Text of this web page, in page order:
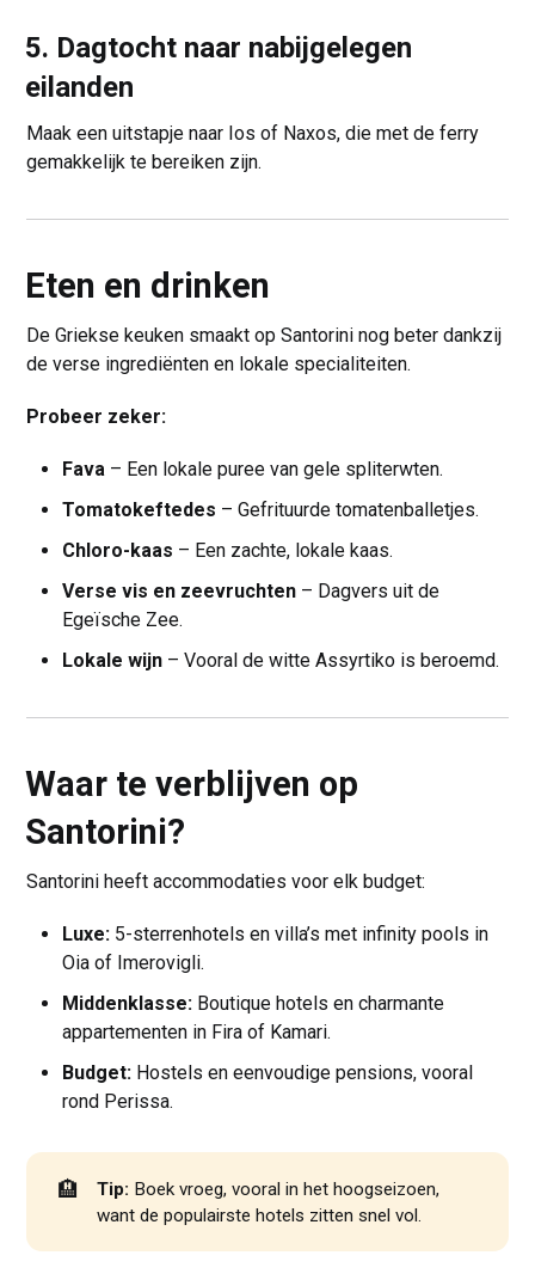
5. Dagtocht naar nabijgelegen
eilanden
Maak een uitstapje naar Ios of Naxos, die met de ferry
gemakkelijk te bereiken zijn.
Eten en drinken
De Griekse keuken smaakt op Santorini nog beter dankzij
de verse ingrediënten en lokale specialiteiten.
Probeer zeker:
Fava – Een lokale puree van gele spliterwten.
Tomatokeftedes – Gefrituurde tomatenballetjes.
Chloro-kaas – Een zachte, lokale kaas.
Verse vis en zeevruchten – Dagvers uit de
Egeïsche Zee.
Lokale wijn – Vooral de witte Assyrtiko is beroemd.
Waar te verblijven op
Santorini?
Santorini heeft accommodaties voor elk budget:
Luxe: 5-sterrenhotels en villa’s met infinity pools in
Oia of Imerovigli.
Middenklasse: Boutique hotels en charmante
appartementen in Fira of Kamari.
Budget: Hostels en eenvoudige pensions, vooral
rond Perissa.
🏨 Tip: Boek vroeg, vooral in het hoogseizoen,
want de populairste hotels zitten snel vol.